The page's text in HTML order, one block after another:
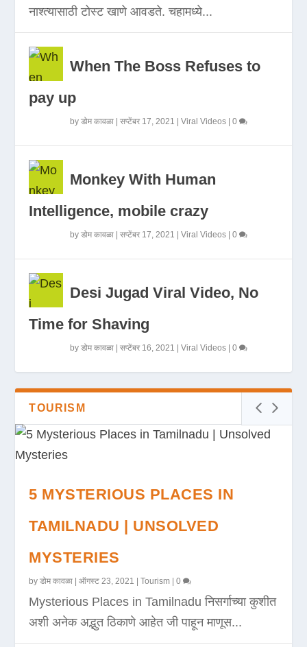
नाश्त्यासाठी टोस्ट खाणे आवडते. चहामध्ये...
When The Boss Refuses to
pay up
byडोम कावळा |सप्टेंबर 17, 2021 |Viral Videos |0
Monkey With Human
Intelligence, mobile crazy
byडोम कावळा |सप्टेंबर 17, 2021 |Viral Videos |0
Desi Jugad Viral Video, No
Time for Shaving
byडोम कावळा |सप्टेंबर 16, 2021 |Viral Videos |0
TOURISM
5 MYSTERIOUS PLACES IN
TAMILNADU | UNSOLVED
MYSTERIES
byडोम कावळा |ऑगस्ट 23, 2021 |Tourism |0
Mysterious Places in Tamilnadu निसर्गाच्या कुशीत
अशी अनेक अद्भुत ठिकाणे आहेत जी पाहून माणूस...